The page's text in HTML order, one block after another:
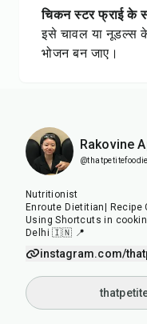
चिकन स्टर फ्राई के
इसे चावल या नूडल्स
भोजन बन जाए।
Rakovine
@thatpetitefoodie
Nutritionist
Enroute Dietitian| Recipe
Using Shortcuts in
Delhi 🇮🇳 📍
instagram.com/